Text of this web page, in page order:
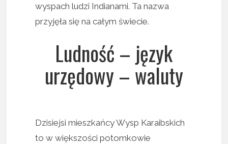
wyspach ludzi Indianami. Ta nazwa
przyjęła się na całym świecie.
Ludność – język
urzędowy – waluty
Dzisiejsi mieszkańcy Wysp Karaibskich
to w większości potomkowie